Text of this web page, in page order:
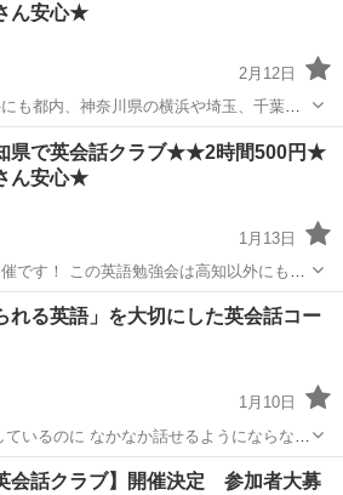
ん安心★
2月12日
も都内、神奈川県の横浜や埼玉、千葉の
た参加者さんは英会話を上達させたいと
...
クラブ
で英会話クラブ★★2時間500円★
ん安心★
1月13日
高知以外にも都
葉の各地で開催されています。 ■勉強
The Ice(1分間スピーチ） ★グループト...
クラブ
れる英語」を大切にした英会話コー
1月10日
いるのに なかなか話せるようにならない
覚えたり… それでも 「いざ話すと英語が出てこない」 そんな...
英会話 コーチング
会話クラブ】開催決定 参加者大募